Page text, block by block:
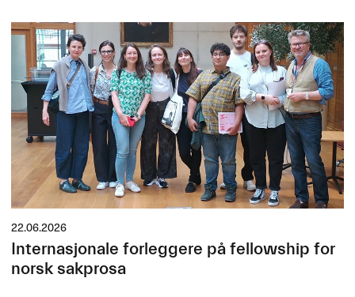
22.06.2026
Internasjonale forleggere på fellowship for
norsk sakprosa